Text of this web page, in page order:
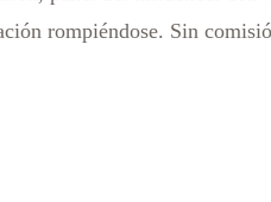
rompiéndose. Sin